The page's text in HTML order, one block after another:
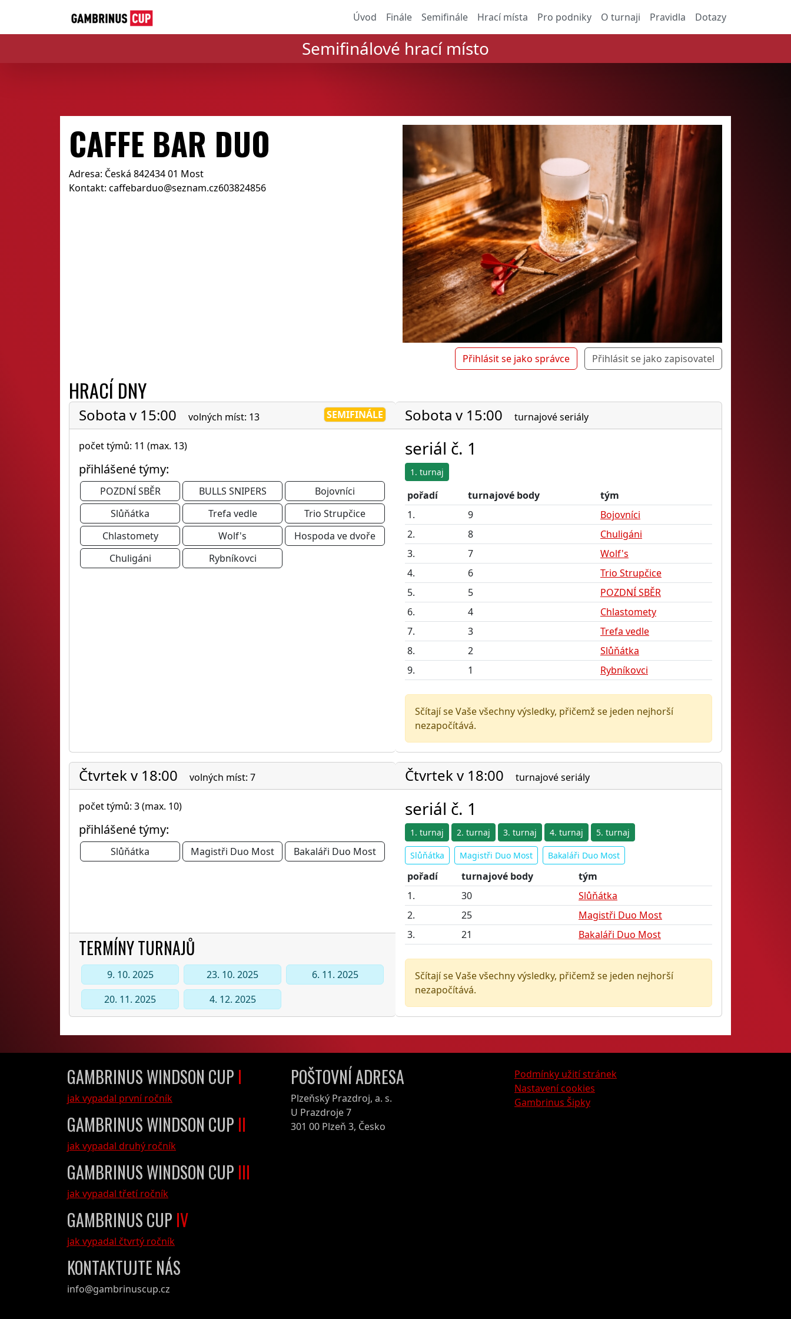
Úvod Finále Semifinále Hrací místa Pro podniky O turnaji Pravidla Dotazy
Semifinálové hrací místo
CAFFE BAR DUO
Adresa: Česká 842434 01 Most
Kontakt: caffebarduo@seznam.cz603824856
Přihlásit se jako správce Přihlásit se jako zapisovatel
HRACÍ DNY
Sobota v 15:00 volných míst: 13 SEMIFINÁLE
počet týmů: 11 (max. 13)
přihlášené týmy:
POZDNÍ SBĚR BULLS SNIPERS
Bojovníci
Slůňátka
Trefa vedle
Trio Strupčice
Chlastomety
Wolf's
Hospoda ve dvoře
Chuligáni
Rybníkovci
Sobota v 15:00 turnajové seriály
seriál č. 1
1. turnaj
pořadí turnajové body
tým
1.
9
Bojovníci
2.
8
Chuligáni
3.
7
Wolf's
4.
6
Trio Strupčice
5.
5
POZDNÍ SBĚR
6.
4
Chlastomety
7.
3
Trefa vedle
8.
2
Slůňátka
9.
1 Rybníkovci
Sčítají se Vaše všechny výsledky, přičemž se jeden nejhorší
nezapočítává.
Čtvrtek v 18:00 volných míst: 7
počet týmů: 3 (max. 10)
přihlášené týmy:
Slůňátka Magistři Duo Most Bakaláři Duo Most
TERMÍNY TURNAJŮ
9. 10. 2025 23. 10. 2025
6. 11. 2025
20. 11. 2025
4. 12. 2025
Čtvrtek v 18:00 turnajové seriály
seriál č. 1
1. turnaj 2. turnaj 3. turnaj 4. turnaj 5. turnaj
Slůňátka Magistři Duo Most Bakaláři Duo Most
pořadí turnajové body
tým
1.
30
Slůňátka
2.
25
Magistři Duo Most
3.
21 Bakaláři Duo Most
Sčítají se Vaše všechny výsledky, přičemž se jeden nejhorší
nezapočítává.
GAMBRINUS WINDSON CUP I
jak vypadal první ročník
GAMBRINUS WINDSON CUP II
jak vypadal druhý ročník
GAMBRINUS WINDSON CUP III
jak vypadal třetí ročník
GAMBRINUS CUP IV
jak vypadal čtvrtý ročník
KONTAKTUJTE NÁS
info@gambrinuscup.cz
POŠTOVNÍ ADRESA
Plzeňský Prazdroj, a. s.
U Prazdroje 7
301 00 Plzeň 3, Česko
Podmínky užití stránek
Nastavení cookies
Gambrinus Šipky